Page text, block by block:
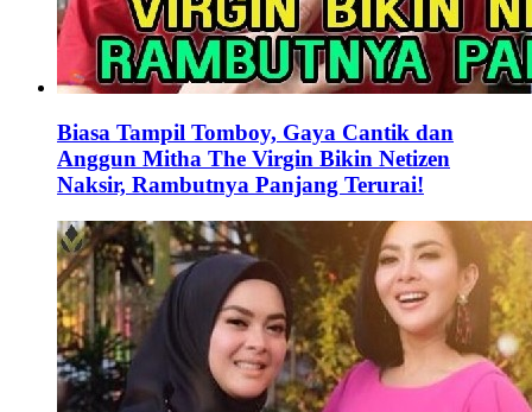
Biasa Tampil Tomboy, Gaya Cantik dan
Anggun Mitha The Virgin Bikin Netizen
Naksir, Rambutnya Panjang Terurai!